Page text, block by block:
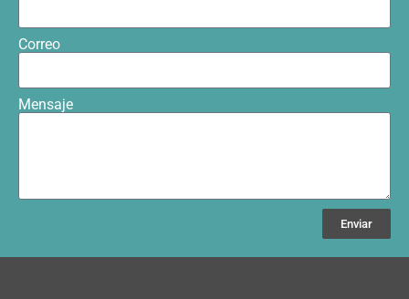
Correo
Mensaje
Enviar